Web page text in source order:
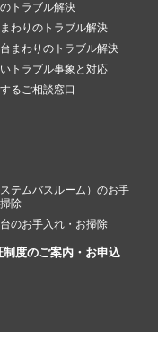
トラブル解決
わりのトラブル解決
まわりのトラブル解決
トラブル事象と対応
るご相談窓口
テムバスルーム）のお手
除
のお手入れ・お掃除
制度のご案内・お申込